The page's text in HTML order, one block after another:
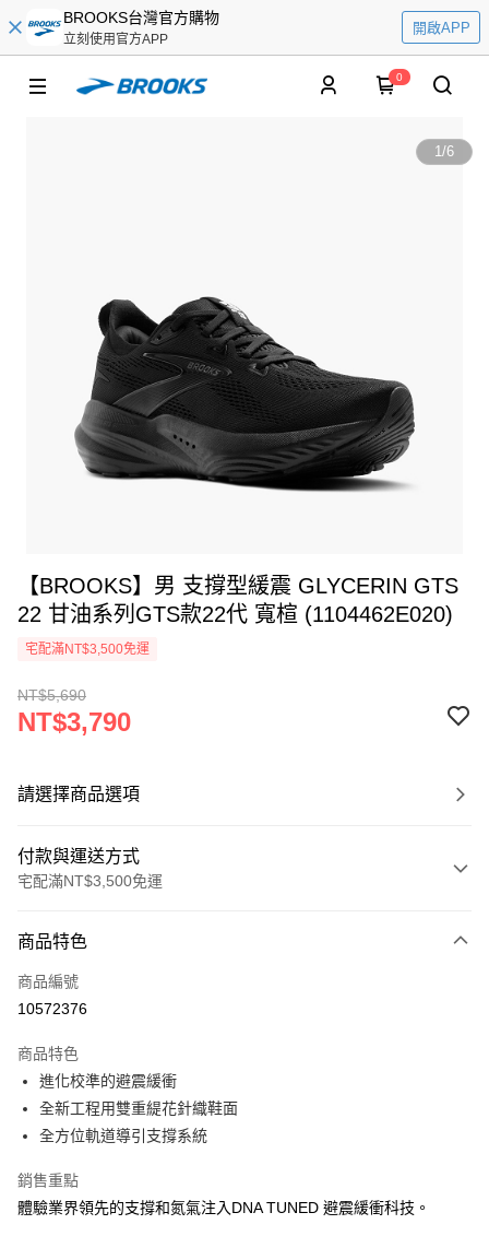
BROOKS台灣官方購物
立刻使用官方APP
開啟APP
0
1/6
【BROOKS】男 支撐型緩震 GLYCERIN GTS
22 甘油系列GTS款22代 寬楦 (1104462E020)
宅配滿NT$3,500免運
NT$5,690
NT$3,790
請選擇商品選項
付款與運送方式
宅配滿NT$3,500免運
信用卡一次付款
ATM付款
運送方式
宅配
每筆NT$100，滿NT$3,500(含以上)免運費
商品特色
商品編號
10572376
商品特色
進化校準的避震緩衝
全新工程用雙重緹花針織鞋面
全方位軌道導引支撐系統
銷售重點
體驗業界領先的支撐和氮氣注入DNA TUNED 避震緩衝科技。